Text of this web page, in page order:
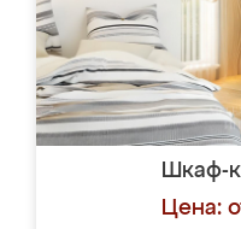
Шкаф-
Цена: